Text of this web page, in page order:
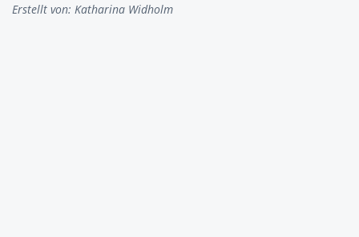
Erstellt von: Katharina Widholm